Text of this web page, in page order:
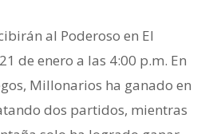
al Poderoso en El
de enero a las 4:00 p.m. En
Millonarios ha ganado en
dos partidos, mientras